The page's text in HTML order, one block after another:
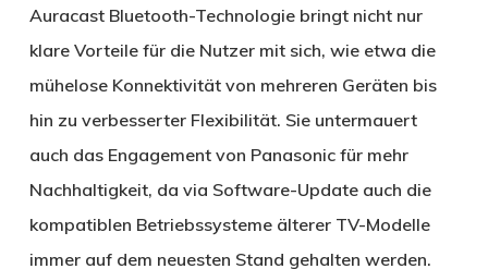
Auracast Bluetooth-Technologie bringt nicht nur
klare Vorteile für die Nutzer mit sich, wie etwa die
mühelose Konnektivität von mehreren Geräten bis
hin zu verbesserter Flexibilität. Sie untermauert
auch das Engagement von Panasonic für mehr
Nachhaltigkeit, da via Software-Update auch die
kompatiblen Betriebssysteme älterer TV-Modelle
immer auf dem neuesten Stand gehalten werden.